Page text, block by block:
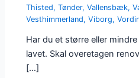
Thisted,Tønder,Vallensbæk,
Vesthimmerland,Viborg,
Har du et større eller
lavet. Skal overetagen
[…]